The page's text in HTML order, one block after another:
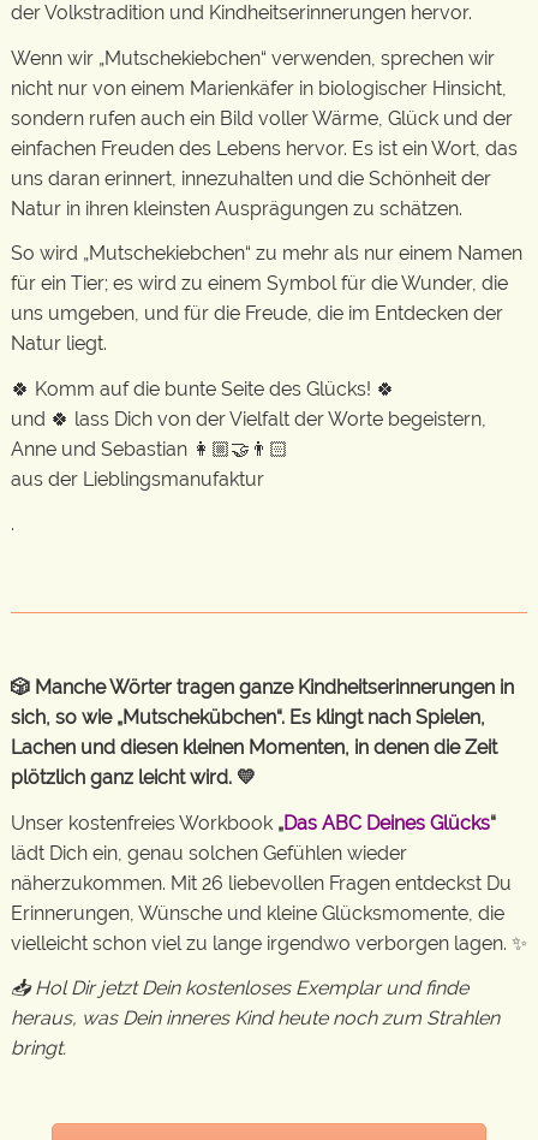
der Volkstradition und Kindheitserinnerungen hervor.
Wenn wir „Mutschekiebchen“ verwenden, sprechen wir
nicht nur von einem Marienkäfer in biologischer Hinsicht,
sondern rufen auch ein Bild voller Wärme, Glück und der
einfachen Freuden des Lebens hervor. Es ist ein Wort, das
uns daran erinnert, innezuhalten und die Schönheit der
Natur in ihren kleinsten Ausprägungen zu schätzen.
So wird „Mutschekiebchen“ zu mehr als nur einem Namen
für ein Tier; es wird zu einem Symbol für die Wunder, die
uns umgeben, und für die Freude, die im Entdecken der
Natur liegt.
🍀 Komm auf die bunte Seite des Glücks! 🍀
und 🍀 lass Dich von der Vielfalt der Worte begeistern,
Anne und Sebastian 👩🏼‍🤝‍👨🏻
aus der Lieblingsmanufaktur
.
🎲 Manche Wörter tragen ganze Kindheitserinnerungen in
sich, so wie „Mutschekübchen“. Es klingt nach Spielen,
Lachen und diesen kleinen Momenten, in denen die Zeit
plötzlich ganz leicht wird. 💛
Unser kostenfreies Workbook „Das ABC Deines Glücks“
lädt Dich ein, genau solchen Gefühlen wieder
näherzukommen. Mit 26 liebevollen Fragen entdeckst Du
Erinnerungen, Wünsche und kleine Glücksmomente, die
vielleicht schon viel zu lange irgendwo verborgen lagen. ✨
📥 Hol Dir jetzt Dein kostenloses Exemplar und finde
heraus, was Dein inneres Kind heute noch zum Strahlen
bringt.